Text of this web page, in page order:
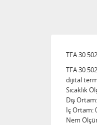
TFA
TFA
dijital
Sıcaklık
Dış Ortam
İç Ortam:
Nem